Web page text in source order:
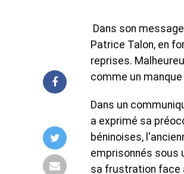
Dans son
Patrice Talon, en
reprises.
comme un
Dans un
a exprimé sa
béninoises,
emprisonnés sous
sa frustration face